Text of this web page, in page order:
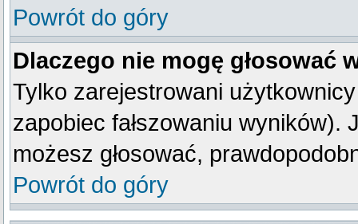
Powrót do góry
Dlaczego nie mogę głosować
Tylko zarejestrowani
zapobiec fałszowaniu wyników).
możesz głosować,
Powrót do góry